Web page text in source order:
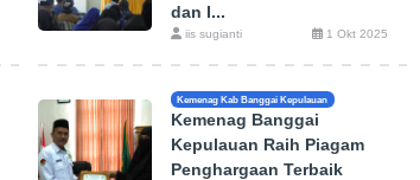
dan I...
iis sugianti 1 Okt 2025
Kemenag Kab Banggai Kepulauan
Kemenag Banggai
Kepulauan Raih Piagam
Penghargaan Terbaik